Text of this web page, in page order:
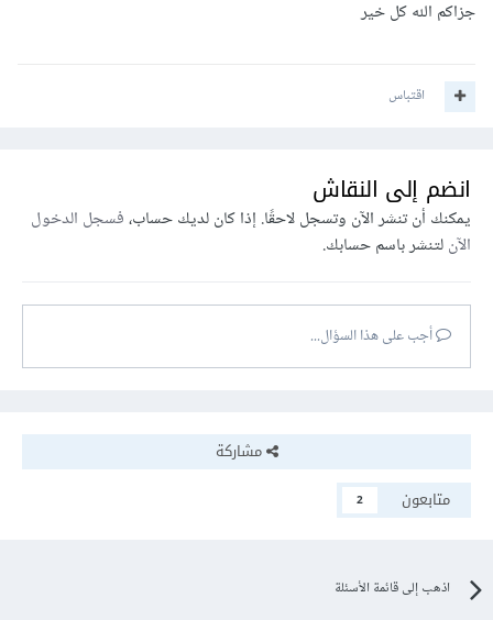
جزاكم الله كل خير
اقتباس
انضم إلى النقاش
يمكنك أن تنشر الآن وتسجل لاحقًا. إذا كان لديك حساب،فسجل الدخول
الآنلتنشر باسم حسابك.
أجب على هذا السؤال...
مشاركة
متابعون
2
اذهب إلى قائمة الأسئلة